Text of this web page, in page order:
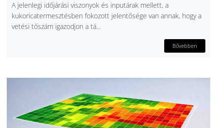
A jelenlegi időjárási viszonyok és inputárak mellett, a
kukoricatermesztésben fokozott jelentősége van annak, hogy a
vetési tőszám igazodjon a tá...
Bővebben